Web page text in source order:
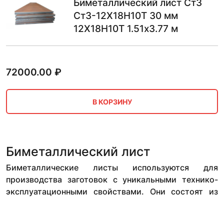
Биметаллический лист Ст3
Ст3-12Х18Н10Т 30 мм
12Х18Н10Т 1.51х3.77 м
72000.00 ₽
В КОРЗИНУ
Биметаллический лист
Биметаллические листы используются для
производства заготовок с уникальными технико-
эксплуатационными свойствами. Они состоят из